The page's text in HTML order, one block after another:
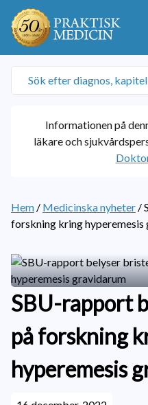
Informationen på
läkare och
Hem / Medicinska nyheter /
forskning kring hyperemesis
SBU-rapport
på forskning
hyperemesis